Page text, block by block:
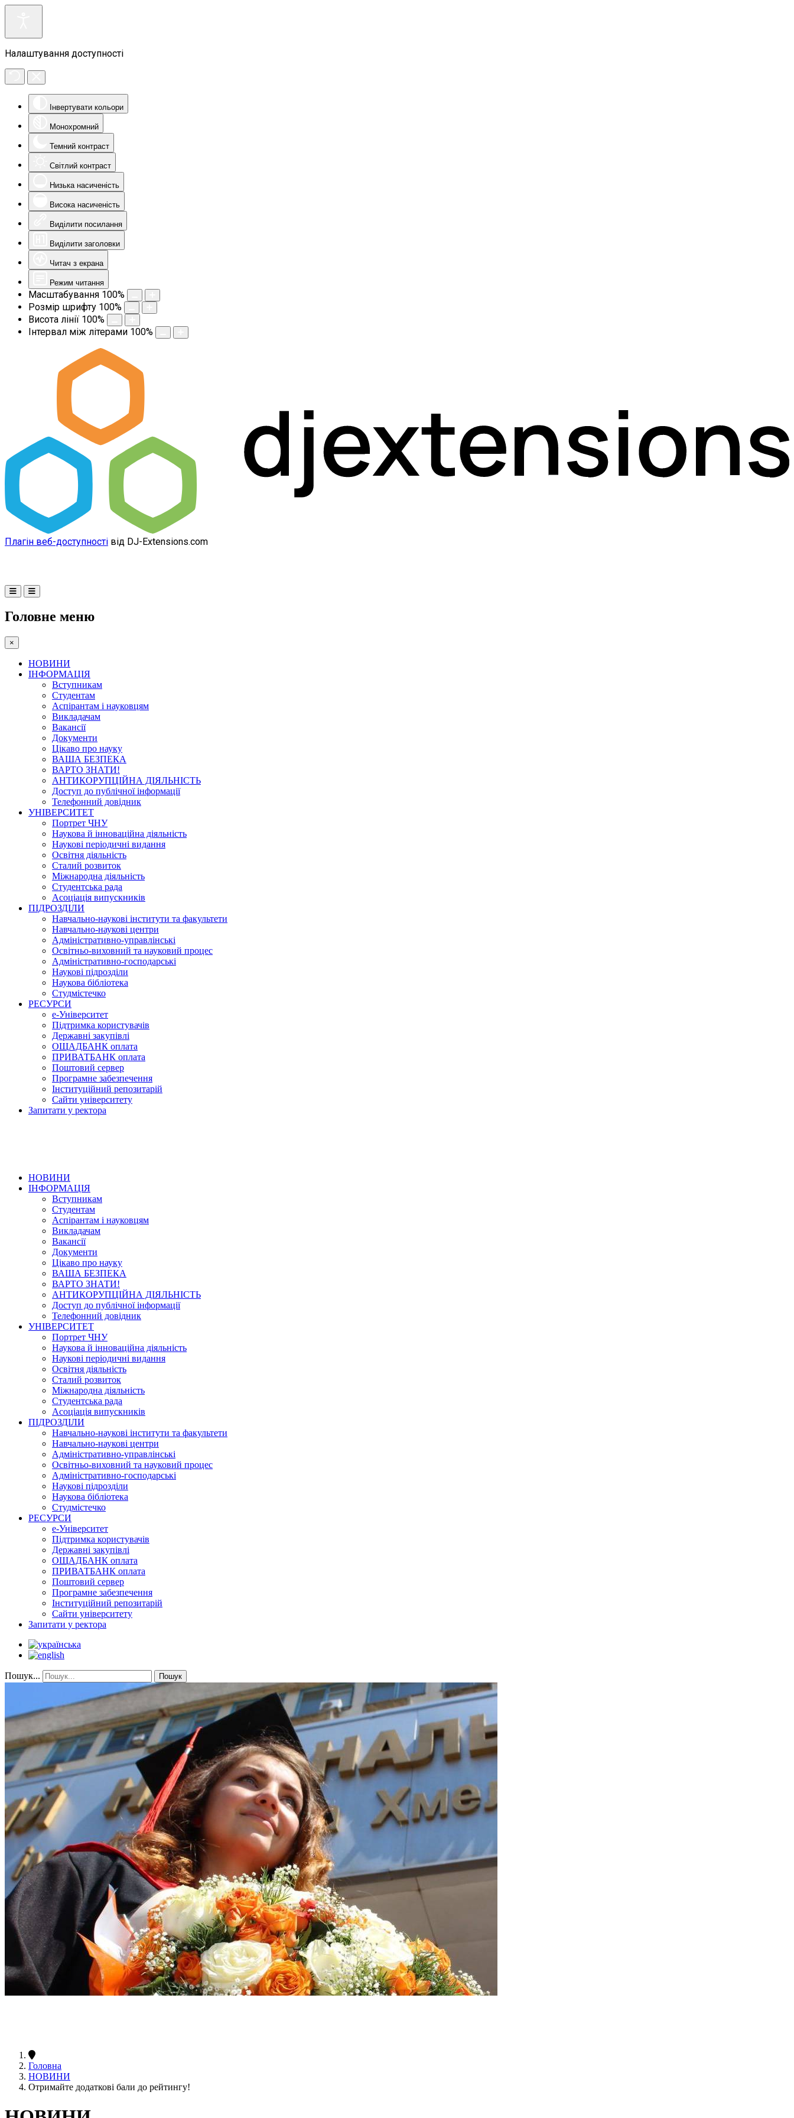
Налаштування доступності
Інвертувати кольори
Монохромний
Темний контраст
Світлий контраст
Низька насиченість
Висока насиченість
Виділити посилання
Виділити заголовки
Читач з екрана
Режим читання
Масштабування 100%
Розмір шрифту 100%
Висота лінії 100%
Інтервал між літерами 100%
Плагін веб-доступності від DJ-Extensions.com
Головне меню
×
НОВИНИ
ІНФОРМАЦІЯ
Вступникам
Студентам
Аспірантам і науковцям
Викладачам
Вакансії
Документи
Цікаво про науку
ВАША БЕЗПЕКА
ВАРТО ЗНАТИ!
АНТИКОРУПЦІЙНА ДІЯЛЬНІСТЬ
Доступ до публічної інформації
Телефонний довідник
УНІВЕРСИТЕТ
Портрет ЧНУ
Наукова й інноваційна діяльність
Наукові періодичні видання
Освітня діяльність
Сталий розвиток
Міжнародна діяльність
Студентська рада
Асоціація випускників
ПІДРОЗДІЛИ
Навчально-наукові інститути та факультети
Навчально-наукові центри
Адміністративно-управлінські
Освітньо-виховний та науковий процес
Адміністративно-господарські
Наукові підрозділи
Наукова бібліотека
Студмістечко
РЕСУРСИ
е-Університет
Підтримка користувачів
Державні закупівлі
ОЩАДБАНК оплата
ПРИВАТБАНК оплата
Поштовий сервер
Програмне забезпечення
Інституційний репозитарій
Сайти університету
Запитати у ректора
НОВИНИ
ІНФОРМАЦІЯ
Вступникам
Студентам
Аспірантам і науковцям
Викладачам
Вакансії
Документи
Цікаво про науку
ВАША БЕЗПЕКА
ВАРТО ЗНАТИ!
АНТИКОРУПЦІЙНА ДІЯЛЬНІСТЬ
Доступ до публічної інформації
Телефонний довідник
УНІВЕРСИТЕТ
Портрет ЧНУ
Наукова й інноваційна діяльність
Наукові періодичні видання
Освітня діяльність
Сталий розвиток
Міжнародна діяльність
Студентська рада
Асоціація випускників
ПІДРОЗДІЛИ
Навчально-наукові інститути та факультети
Навчально-наукові центри
Адміністративно-управлінські
Освітньо-виховний та науковий процес
Адміністративно-господарські
Наукові підрозділи
Наукова бібліотека
Студмістечко
РЕСУРСИ
е-Університет
Підтримка користувачів
Державні закупівлі
ОЩАДБАНК оплата
ПРИВАТБАНК оплата
Поштовий сервер
Програмне забезпечення
Інституційний репозитарій
Сайти університету
Запитати у ректора
Пошук... Пошук
Головна
НОВИНИ
Отримайте додаткові бали до рейтингу!